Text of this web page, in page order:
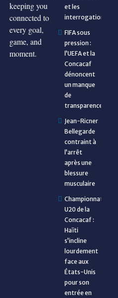
keeping you
connected to
every goal,
game, and
moment.
et les
interrogations
FIFA sous
pression :
l’UEFA et la
Concacaf
dénoncent
un manque
de
transparence
Jean-Ricner
Bellegarde
contraint à
l’arrêt
après une
blessure
musculaire
Championnat
U20 de la
Concacaf :
Haïti
s’incline
lourdement
face aux
États-Unis
pour son
entrée en